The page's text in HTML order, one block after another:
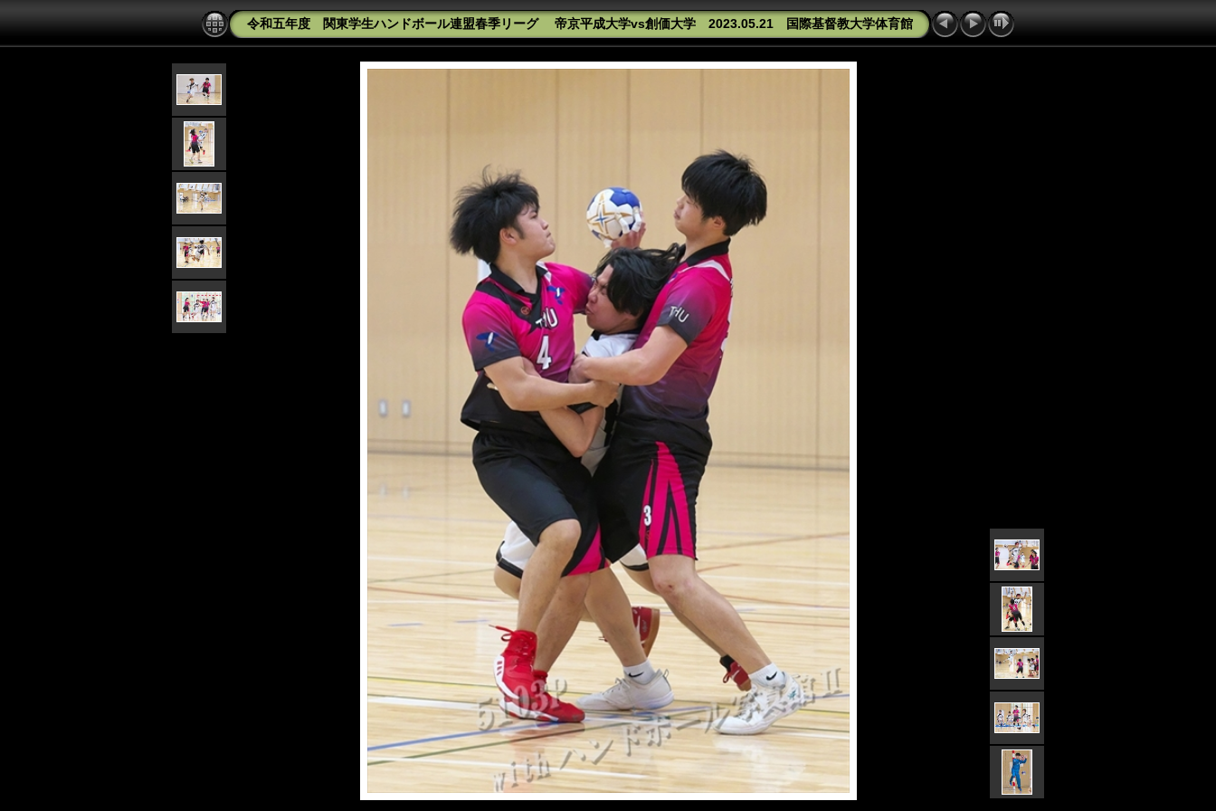
令和五年度 関東学生ハンドボール連盟春季リーグ 帝京平成大学vs創価大学 2023.05.21 国際基督教大学体育館